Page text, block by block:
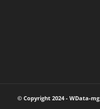
© Copyright 2024 - WData-mg